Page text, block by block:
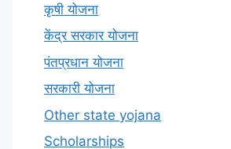
कृषी योजना
केंद्र सरकार योजना
पंतप्रधान योजना
सरकारी योजना
Other state yojana
Scholarships